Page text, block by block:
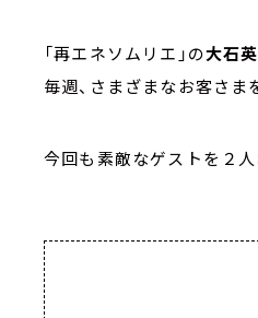
「再エネソムリエ」の大石
毎週、さまざまなお客さま
今回も素敵なゲストを２人